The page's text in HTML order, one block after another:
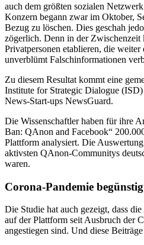
auch dem größten sozialen
Konzern begann zwar im Oktober,
Bezug zu löschen. Dies geschah
zögerlich. Denn in der Zwischenzeit
Privatpersonen etablieren, die weiter
unverblümt Falschinformationen
Zu diesem Resultat kommt eine
Institute for Strategic Dialogue
News-Start-ups NewsGuard.
Die Wissenschaftler haben für ihre
Ban: QAnon and Facebook“
Plattform analysiert. Die
aktivsten QAnon-Communitys
waren.
Corona-Pandemie
Die Studie hat auch gezeigt, dass
auf der Plattform seit Ausbruch der
angestiegen sind. Und diese